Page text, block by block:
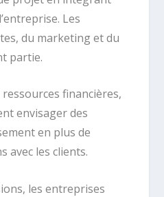
Les
du marketing et du
partie.
financières,
envisager des
en plus de
avec les clients.
les entreprises